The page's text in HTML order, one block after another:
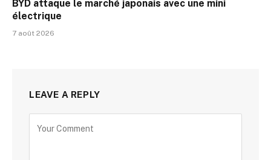
BYD attaque le marché japonais avec une mini
électrique
7 août 2026
LEAVE A REPLY